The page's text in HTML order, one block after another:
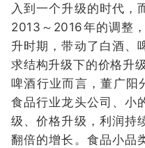
入到一个升级的时代，
2013～2016年的调整
升时期，带动了白酒、
求结构升级下的价格升
啤酒行业而言，董广阳
食品行业龙头公司、小
级、价格升级，利润持
翻倍的增长。食品小品